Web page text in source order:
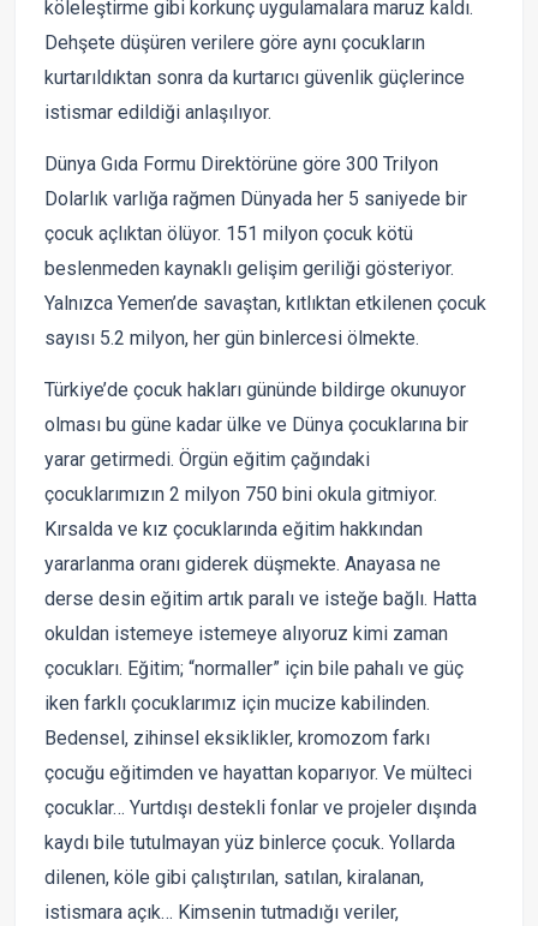
köleleştirme gibi korkunç uygulamalara maruz kaldı.
Dehşete düşüren verilere göre aynı çocukların
kurtarıldıktan sonra da kurtarıcı güvenlik güçlerince
istismar edildiği anlaşılıyor.
Dünya Gıda Formu Direktörüne göre 300 Trilyon
Dolarlık varlığa rağmen Dünyada her 5 saniyede bir
çocuk açlıktan ölüyor. 151 milyon çocuk kötü
beslenmeden kaynaklı gelişim geriliği gösteriyor.
Yalnızca Yemen’de savaştan, kıtlıktan etkilenen çocuk
sayısı 5.2 milyon, her gün binlercesi ölmekte.
Türkiye’de çocuk hakları gününde bildirge okunuyor
olması bu güne kadar ülke ve Dünya çocuklarına bir
yarar getirmedi. Örgün eğitim çağındaki
çocuklarımızın 2 milyon 750 bini okula gitmiyor.
Kırsalda ve kız çocuklarında eğitim hakkından
yararlanma oranı giderek düşmekte. Anayasa ne
derse desin eğitim artık paralı ve isteğe bağlı. Hatta
okuldan istemeye istemeye alıyoruz kimi zaman
çocukları. Eğitim; “normaller” için bile pahalı ve güç
iken farklı çocuklarımız için mucize kabilinden.
Bedensel, zihinsel eksiklikler, kromozom farkı
çocuğu eğitimden ve hayattan koparıyor. Ve mülteci
çocuklar… Yurtdışı destekli fonlar ve projeler dışında
kaydı bile tutulmayan yüz binlerce çocuk. Yollarda
dilenen, köle gibi çalıştırılan, satılan, kiralanan,
istismara açık… Kimsenin tutmadığı veriler,